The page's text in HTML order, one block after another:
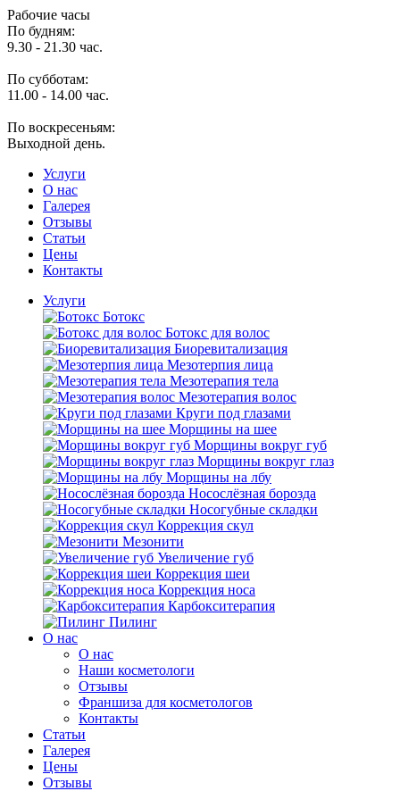
Рабочие часы
По будням:
9.30 - 21.30 час.
По субботам:
11.00 - 14.00 час.
По воскресеньям:
Выходной день.
Услуги
O нас
Галерея
Отзывы
Статьи
Цены
Контакты
Услуги
Ботокс
Ботокс для волос
Биоревитализация
Мезотерпия лица
Мезотерапия тела
Мезотерапия волос
Круги под глазами
Морщины на шее
Морщины вокруг губ
Морщины вокруг глаз
Морщины на лбу
Носослёзная борозда
Носогубные складки
Коррекция скул
Мезонити
Увеличение губ
Коррекция шеи
Коррекция носа
Карбокситерапия
Пилинг
O нас
O нас
Наши косметологи
Отзывы
Франшиза для косметологов
Контакты
Статьи
Галерея
Цены
Отзывы